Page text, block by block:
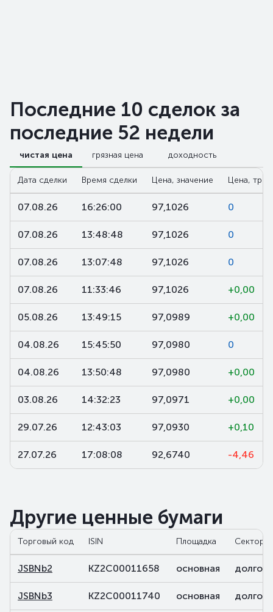
Последние 10 сделок за
последние 52 недели
чистая цена грязная цена доходность
Дата сделки Время сделки Цена, значение Цена,
07.08.26 16:26:00 97,1026 0
07.08.26 13:48:48 97,1026 0
07.08.26 13:07:48 97,1026 0
07.08.26 11:33:46 97,1026 +0,00
05.08.26 13:49:15 97,0989 +0,00
04.08.26 15:45:50 97,0980 0
04.08.26 13:50:48 97,0980 +0,00
03.08.26 14:32:23 97,0971 +0,00
29.07.26 12:43:03 97,0930 +0,10
27.07.26 17:08:08 92,6740 -4,46
Другие ценные бумаги
Торговый код ISIN Площадка Сектор
JSBNb2 KZ2C00011658 основная
JSBNb3 KZ2C00011740 основная